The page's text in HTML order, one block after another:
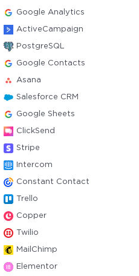
Google Analytics
ActiveCampaign
PostgreSQL
Google Contacts
Asana
Salesforce CRM
Google Sheets
ClickSend
Stripe
Intercom
Constant Contact
Trello
Copper
Twilio
MailChimp
Elementor